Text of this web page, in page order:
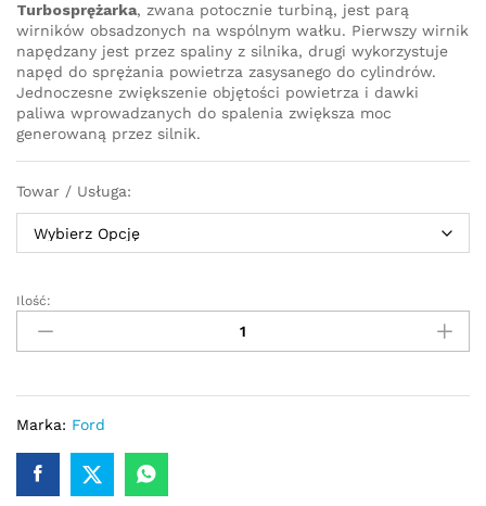
Turbosprężarka, zwana potocznie turbiną, jest parą
wirników obsadzonych na wspólnym wałku. Pierwszy wirnik
napędzany jest przez spaliny z silnika, drugi wykorzystuje
napęd do sprężania powietrza zasysanego do cylindrów.
Jednoczesne zwiększenie objętości powietrza i dawki
paliwa wprowadzanych do spalenia zwiększa moc
generowaną przez silnik.
Towar / Usługa:
Turbosprężarka-
turbina
FORD
1,9
TDI
150
km
Ilość:
Marka: Ford